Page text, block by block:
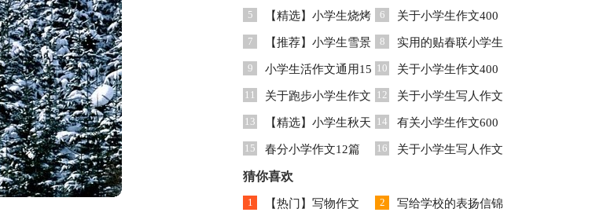
作文合集十篇 5篇
5 【精选】小学生烧烤
作文3篇
6 关于小学生作文400
字集合10篇
7 【推荐】小学生雪景
作文4篇
8 实用的贴春联小学生
作文锦集八篇
9 小学生活作文通用15
篇
10 关于小学生作文400
字集合八篇
11 关于跑步小学生作文
300字集合8篇
12 关于小学生写人作文
300字集合9篇
13 【精选】小学生秋天
作文三篇
14 有关小学生作文600
字锦集9篇
15 春分小学作文12篇 16 关于小学生写人作文
猜你喜欢
1 【热门】写物作文 2 写给学校的表扬信锦